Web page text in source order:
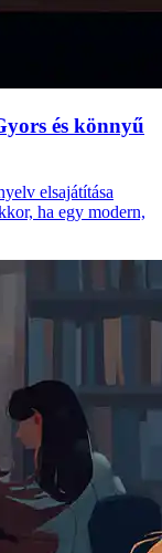
és könnyű
elsajátítása
ha egy modern,